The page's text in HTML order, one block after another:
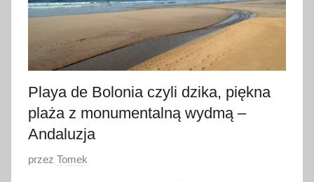
Playa de Bolonia czyli dzika, piękna
plaża z monumentalną wydmą –
Andaluzja
O
przez Tomek